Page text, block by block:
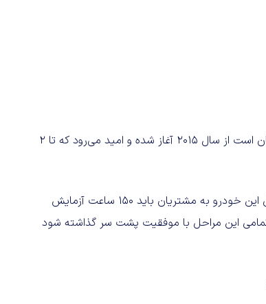
مراحل طراحی و تولید این خودرو که اولین خودرو پرنده خودخوانده جهان است از سال ۲۰۱۵ آغاز شده و امید می‌رود که تا ۲
شرکت سازنده این هواپیما یعنی لیبرتی اعلام کرده است که پیش از تحویل این خودرو به مشتریان باید ۱۵۰ ساعت آزمایش
کند. در صورتی که تمامی این مراحل با موفقیت پشت سر گذاشته شود